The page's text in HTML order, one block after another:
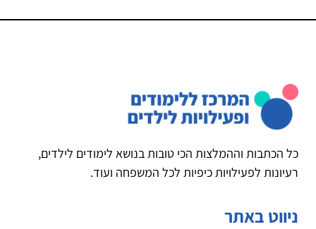
כל הכתבות וההמלצות הכי טובות בנושא לימודים לילדים,
רעיונות לפעילויות כיפיות לכל המשפחה ועוד.
ניווט באתר